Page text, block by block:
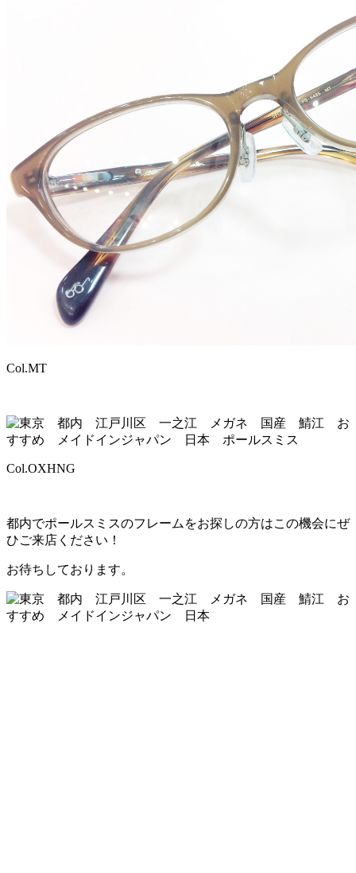
Col.MT
Col.OXHNG
都内でポールスミスのフレームをお探しの方はこの機会にぜ
ひご来店ください！
お待ちしております。